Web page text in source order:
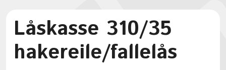
Låskasse 310/35
hakereile/fallelås